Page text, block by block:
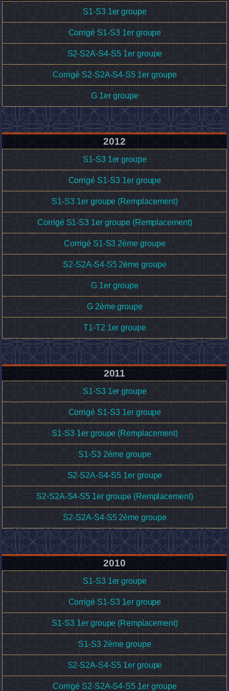
S1-S3 1er groupe
Corrigé S1-S3 1er groupe
S2-S2A-S4-S5 1er groupe
Corrigé S2-S2A-S4-S5 1er groupe
G 1er groupe
2012
S1-S3 1er groupe
Corrigé S1-S3 1er groupe
S1-S3 1er groupe (Remplacement)
Corrigé S1-S3 1er groupe (Remplacement)
Corrigé S1-S3 2ème groupe
S2-S2A-S4-S5 2ème groupe
G 1er groupe
G 2ème groupe
T1-T2 1er groupe
2011
S1-S3 1er groupe
Corrigé S1-S3 1er groupe
S1-S3 1er groupe (Remplacement)
S1-S3 2ème groupe
S2-S2A-S4-S5 1er groupe
S2-S2A-S4-S5 1er groupe (Remplacement)
S2-S2A-S4-S5 2ème groupe
2010
S1-S3 1er groupe
Corrigé S1-S3 1er groupe
S1-S3 1er groupe (Remplacement)
S1-S3 2ème groupe
S2-S2A-S4-S5 1er groupe
Corrigé S2-S2A-S4-S5 1er groupe